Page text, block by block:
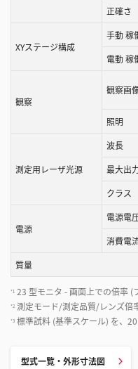
正確さ
XYステージ構成
手動 稼
電動 稼
観察
観察画
照明
測定用レーザ光源
波長
最大出
クラス
電源
電源電
消費電
質量
*1 23 型モニタ - 画面上での倍率 (
*2 測定モード/測定品質/レンズ倍
*3 標準試料 (基準スケール) を、
型式一覧・外形寸法図